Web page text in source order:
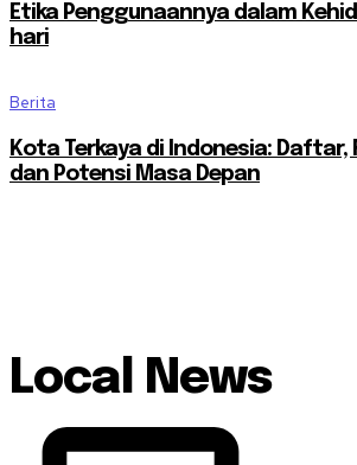
Etika Penggunaannya dalam
hari
Berita
Kota Terkaya di Indonesia: Daftar,
dan Potensi Masa Depan
Local News